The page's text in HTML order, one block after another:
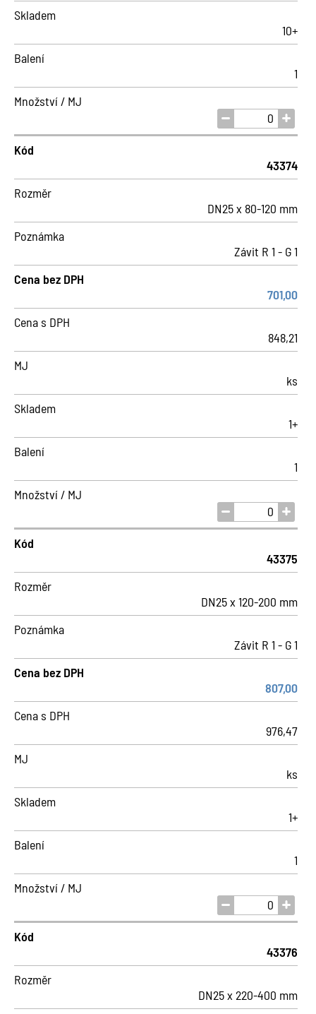
Skladem
10+
Balení
1
Množství / MJ
Kód
43374
Rozměr
DN25 x 80-120 mm
Poznámka
Závit R 1 - G 1
Cena bez DPH
701,00
Cena s DPH
848,21
MJ
ks
Skladem
1+
Balení
1
Množství / MJ
Kód
43375
Rozměr
DN25 x 120-200 mm
Poznámka
Závit R 1 - G 1
Cena bez DPH
807,00
Cena s DPH
976,47
MJ
ks
Skladem
1+
Balení
1
Množství / MJ
Kód
43376
Rozměr
DN25 x 220-400 mm